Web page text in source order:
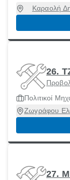
Καραολή
26.
Πολιτικοί
Ζωγράφου
27.